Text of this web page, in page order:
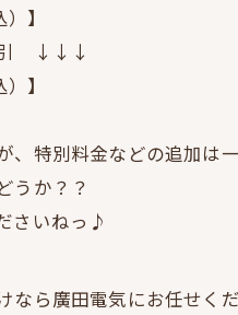
】
引 ↓↓↓
】
、特別料金などの追加は
うか？？
さいねっ♪
なら廣田電気にお任せく